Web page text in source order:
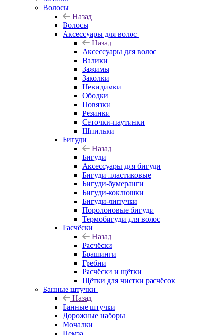
Волосы
Назад
Волосы
Аксессуары для волос
Назад
Аксессуары для волос
Валики
Зажимы
Заколки
Невидимки
Ободки
Повязки
Резинки
Сеточки-паутинки
Шпильки
Бигуди
Назад
Бигуди
Аксессуары для бигуди
Бигуди пластиковые
Бигуди-бумеранги
Бигуди-коклюшки
Бигуди-липучки
Поролоновые бигуди
Термобигуди для волос
Расчёски
Назад
Расчёски
Брашинги
Гребни
Расчёски и щётки
Щётки для чистки расчёсок
Банные штучки
Назад
Банные штучки
Дорожные наборы
Мочалки
Пемза